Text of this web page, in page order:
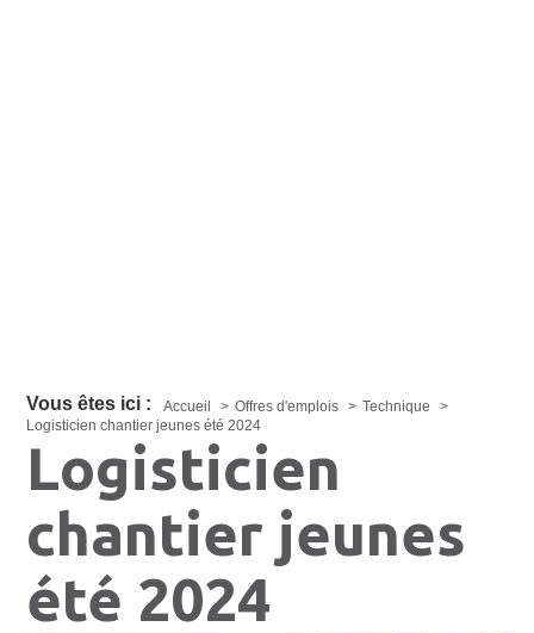
Vous êtes ici : Accueil Offres d'emplois
Technique
Logisticien chantier jeunes été 2024
Logisticien
chantier jeunes
été 2024